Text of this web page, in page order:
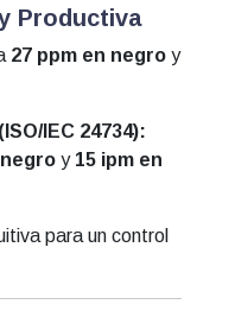
Productiva
27 ppm en negroy
IEC 24734):
y 15 ipm en
para un control